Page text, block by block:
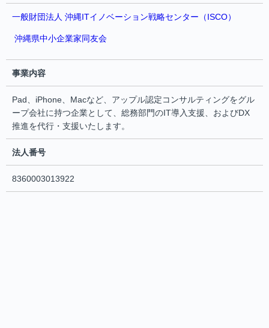
一般財団法人 沖縄ITイノベーション戦略センター（ISCO）
沖縄県中小企業家同友会
事業内容
Pad、iPhone、Macなど、アップル認定コンサルティングをグル
ープ会社に持つ企業として、総務部門のIT導入支援、およびDX
推進を代行・支援いたします。
法人番号
8360003013922